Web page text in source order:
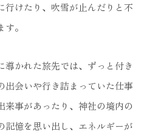
行けたり、吹雪が止んだりと不
。
導かれた旅先では、ずっと付き
出会いや行き詰まっていた仕事
来事があったり、神社の境内の
記憶を思い出し、エネルギーが